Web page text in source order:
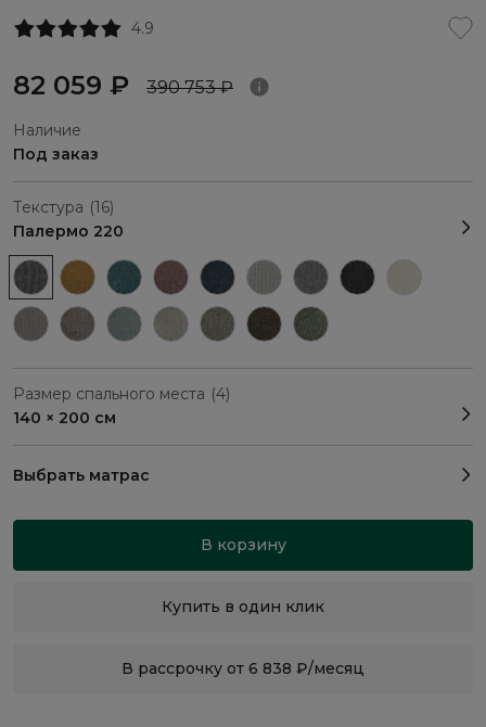
4.9
82 059 ₽ 390 753 ₽
Наличие
Под заказ
Текстура (16)
Палермо 220
Размер спального места (4)
140 × 200 см
Выбрать матрас
В корзину
Купить в один клик
В рассрочку от 6 838 ₽/месяц